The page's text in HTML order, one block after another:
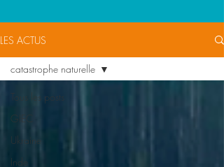
LES ACTUS
Tous les posts
GIEC
Ukraine
Inde
catastrophe naturelle